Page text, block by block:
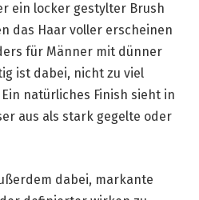
ein locker gestylter Brush
das Haar voller erscheinen
für Männer mit dünner
ist dabei, nicht zu viel
natürliches Finish sieht in
aus als stark gegelte oder
dabei, markante